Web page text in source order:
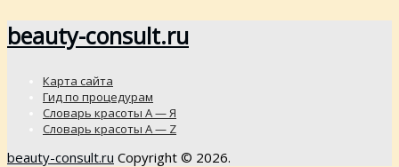
beauty-consult.ru
Карта сайта
Гид по процедурам
Словарь красоты А — Я
Словарь красоты A — Z
beauty-consult.ru Copyright © 2026.